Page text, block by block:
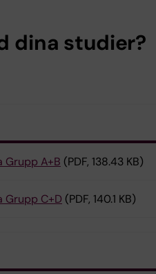
dina studier?
Grupp A+B (PDF, 138.43 KB)
Grupp C+D (PDF, 140.1 KB)